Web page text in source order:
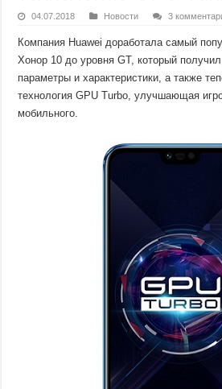
04.07.2018 Новости 3
Компания Huawei доработала самый
Хонор 10 до уровня GT, который
параметры и характеристики, а также
технология GPU Turbo, улучшающая
мобильного.